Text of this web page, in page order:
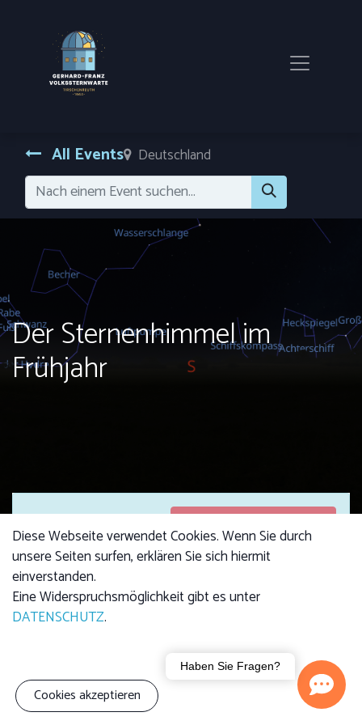
All Events Deutschland
Der Sternenhimmel im
Frühjahr
Anmeldungen sind
geschlossen
Anmeldungen
geschlossen
Beginn
Kursgebühr
4,00 €
Diese Webseite verwendet Cookies. Wenn Sie durch
unsere Seiten surfen, erklären Sie sich hiermit
einverstanden.
Eine Widerspruchsmöglichkeit gibt es unter
DATENSCHUTZ.
Cookies akzeptieren
Haben Sie Fragen?